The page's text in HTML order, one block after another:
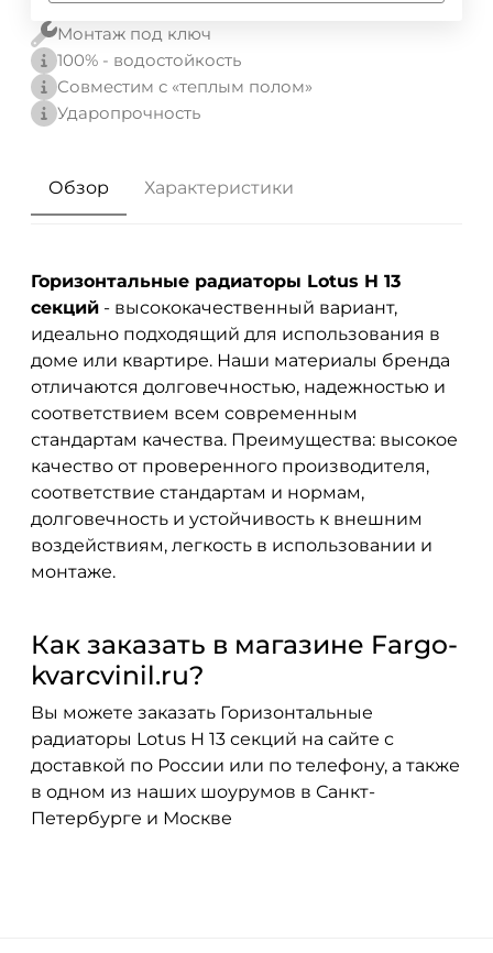
Монтаж под ключ
100% - водостойкость
Совместим с «теплым полом»
Ударопрочность
Обзор Характеристики
Горизонтальные радиаторы Lotus H 13
секций - высококачественный вариант,
идеально подходящий для использования в
доме или квартире. Наши материалы бренда
отличаются долговечностью, надежностью и
соответствием всем современным
стандартам качества. Преимущества: высокое
качество от проверенного производителя,
соответствие стандартам и нормам,
долговечность и устойчивость к внешним
воздействиям, легкость в использовании и
монтаже.
Как заказать в магазине Fargo-
kvarcvinil.ru?
Вы можете заказать Горизонтальные
радиаторы Lotus H 13 секций на сайте с
доставкой по России или по телефону, а также
в одном из наших шоурумов в Санкт-
Петербурге и Москве